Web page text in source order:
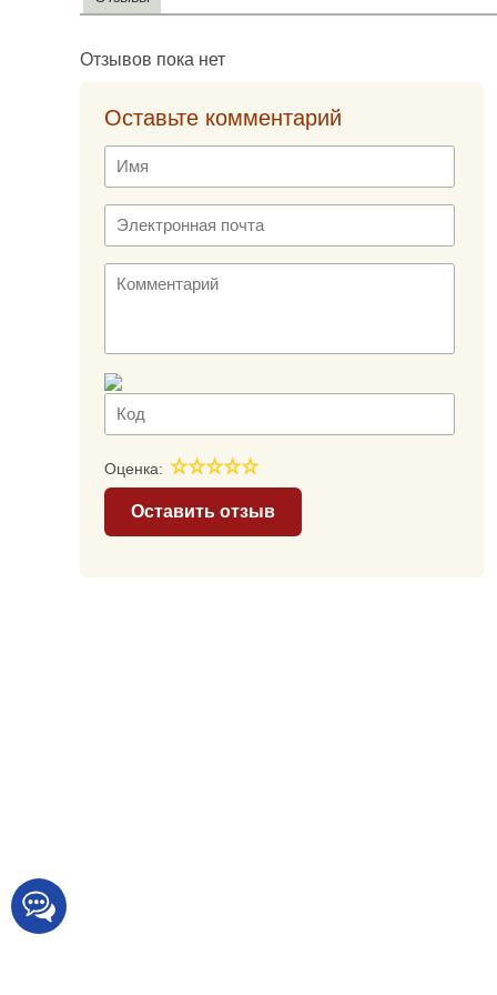
Отзывов пока нет
Оставьте комментарий
Оценка:
Оставить отзыв